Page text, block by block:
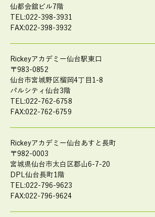
仙都会舘ビル7階
TEL:022-398-3931
FAX:022-398-3932
Rickeyアカデミー仙台駅東口
〒983-0852
仙台市宮城野区榴岡4丁目1-8
パルシティ仙台3階
TEL:022-762-6758
FAX:022-762-6759
Rickeyアカデミー仙台あすと長町
〒982-0003
宮城県仙台市太白区郡山6-7-20
DPL仙台長町1階
TEL:022-796-9623
FAX:022-796-9624